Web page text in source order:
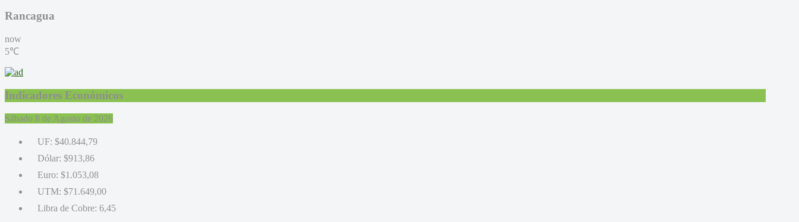
Rancagua
now
5℃
Indicadores Económicos
Sábado 8 de Agosto de 2026
UF: $40.844,79
Dólar: $913,86
Euro: $1.053,08
UTM: $71.649,00
Libra de Cobre: 6,45